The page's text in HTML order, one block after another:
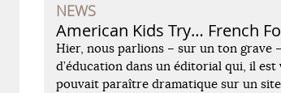
NEWS
American Kids Try… French
Hier, nous parlions – sur un ton grave –
d’éducation dans un éditorial qui, il est
pouvait paraître dramatique sur un